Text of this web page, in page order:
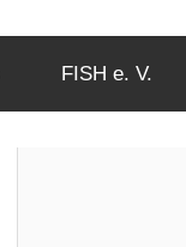
FISH e. V.